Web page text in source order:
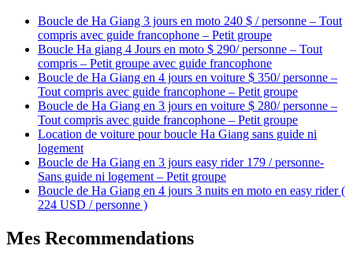
Boucle de Ha Giang 3 jours en moto 240 $ / personne – Tout
compris avec guide francophone – Petit groupe
Boucle Ha giang 4 Jours en moto $ 290/ personne – Tout
compris – Petit groupe avec guide francophone
Boucle de Ha Giang en 4 jours en voiture $ 350/ personne –
Tout compris avec guide francophone – Petit groupe
Boucle de Ha Giang en 3 jours en voiture $ 280/ personne –
Tout compris avec guide francophone – Petit groupe
Location de voiture pour boucle Ha Giang sans guide ni
logement
Boucle de Ha Giang en 3 jours easy rider 179 / personne-
Sans guide ni logement – Petit groupe
Boucle de Ha Giang en 4 jours 3 nuits en moto en easy rider (
224 USD / personne )
Mes Recommendations